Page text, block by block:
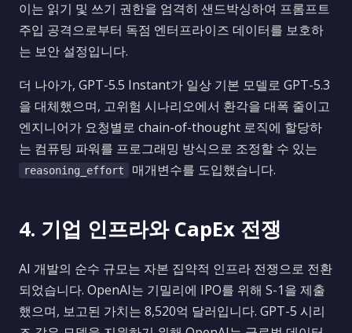
이는 읽기 및 쓰기 권한을 엄격히 샌드박싱하여 프롬프트
주입 공격으로부터 독점 엔터프라이즈 데이터를 보호하
는 보안 설정입니다.
더 나아가, GPT-5.5 Instant가 일상 기본 모델로 GPT-5.3
을 대체했으며, 고위험 시나리오에서 환각을 대폭 줄이고
엔지니어가 요청별로 chain-of-thought 로직에 할당하
는 컴퓨팅 파워를 프로그래밍 방식으로 조정할 수 있는
reasoning_effort 매개변수를 도입했습니다.
4. 기업 인프라와 CapEx 전쟁
AI 개발의 순수 규모는 자본 집약적 인프라 전쟁으로 전환
되었습니다. OpenAI는 기밀리에 IPO를 위해 S-1을 제출
했으며, 보고된 가치는 8,520억 달러입니다. GPT-5 시리